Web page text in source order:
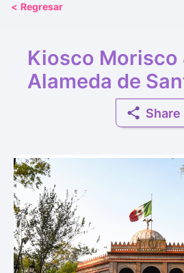
< Regresar
Kiosco Morisco
Alameda de
Share